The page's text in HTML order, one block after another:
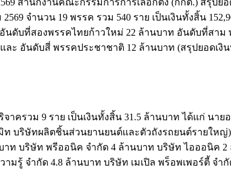
จำนวน 19 พรรค รวม 540 ราย เป็นเงินทั้งสิ้น
นดับที่สองพรรคไทยก้าวใหม่ 22 ล้านบาท อันดับที่สาม
ะ อันดับสี่ พรรคประชาชาติ 12 ล้านบาท (สรุปยอดเงิ
ครวม 9 ราย เป็นเงินทั้งสิ้น 31.5 ล้านบาท ได้แก่ นาย
บริษัทผลิตชิ้นส่วนยานยนต์และตัวถังรถยนต์รายใหญ่)
ท บริษัท พรีออนิค จำกัด 4 ล้านบาท บริษัท ไอออนิค 2
รู้ จำกัด 4.8 ล้านบาท บริษัท เมเปิล พร็อพเพอร์ตี้ จำกั